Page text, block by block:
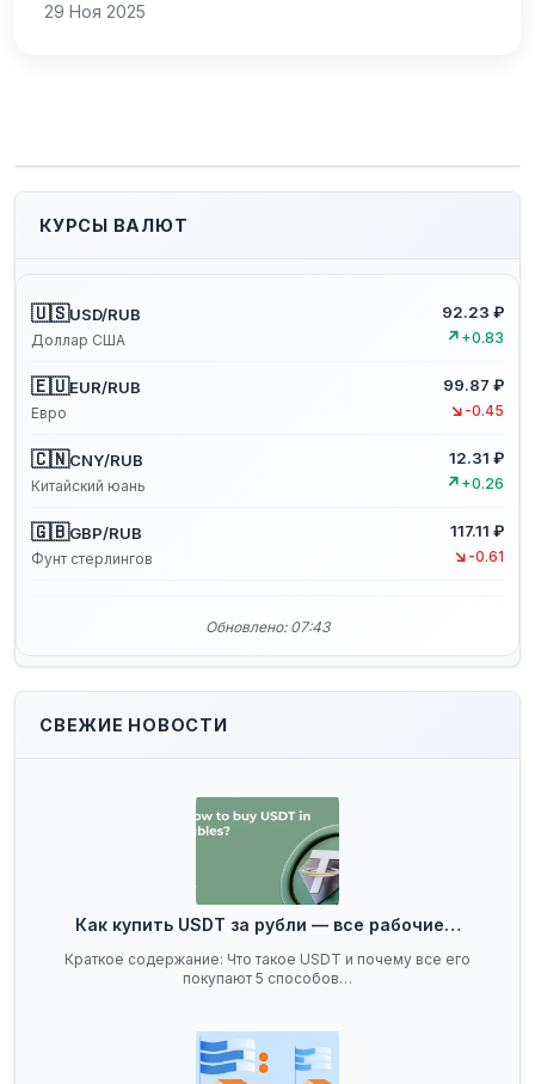
29 Ноя 2025
КУРСЫ ВАЛЮТ
🇺🇸USD/RUB
Доллар США
92.23 ₽
↗ +0.83
🇪🇺EUR/RUB
Евро
99.87 ₽
↘ -0.45
🇨🇳CNY/RUB
Китайский юань
12.31 ₽
↗ +0.26
🇬🇧GBP/RUB
Фунт стерлингов
117.11 ₽
↘ -0.61
Обновлено: 07:43
СВЕЖИЕ НОВОСТИ
Как купить USDT за рубли — все рабочие…
Краткое содержание: Что такое USDT и почему все его
покупают 5 способов…